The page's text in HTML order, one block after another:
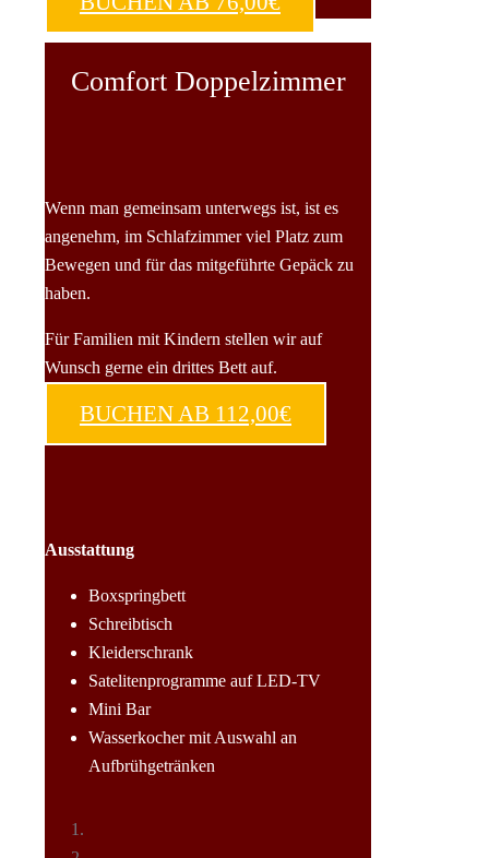
Comfort Doppelzimmer
Wenn man gemeinsam unterwegs ist, ist es
angenehm, im Schlafzimmer viel Platz zum
Bewegen und für das mitgeführte Gepäck zu
haben.
Für Familien mit Kindern stellen wir auf
Wunsch gerne ein drittes Bett auf.
BUCHEN AB 112,00€
Ausstattung
Boxspringbett
Schreibtisch
Kleiderschrank
Satelitenprogramme auf LED-TV
Mini Bar
Wasserkocher mit Auswahl an
Aufbrühgetränken